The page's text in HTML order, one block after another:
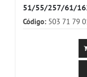
51/55/257/61/
Código: 503 71 79